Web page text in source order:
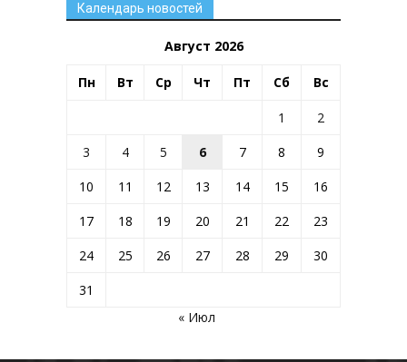
Календарь новостей
Август 2026
Пн Вт Ср Чт Пт Сб Вс
1
2
3
4 5 6 7 8
9
10
11 12 13 14 15
16
17
18 19 20 21 22
23
24
25 26 27 28 29
30
31
« Июл